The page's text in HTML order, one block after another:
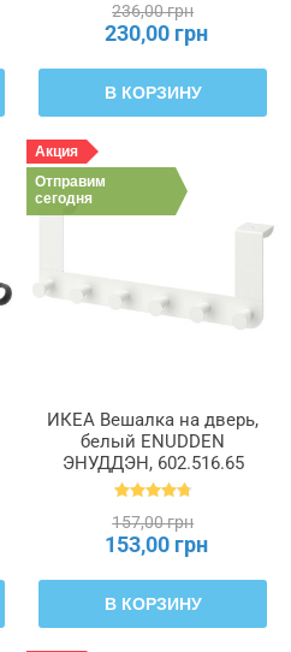
236,00 грн
230,00 грн
В КОРЗИНУ
Акция
Отправим
сегодня
ИКЕА Вешалка на дверь,
белый ENUDDEN
ЭНУДДЭН, 602.516.65
157,00 грн
153,00 грн
В КОРЗИНУ